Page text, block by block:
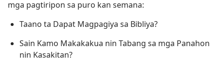
mga pagtiripon sa puro kan semana:
Taano ta Dapat Magpagiya sa Bibliya?
Sain Kamo Makakakua nin Tabang sa mga Panahon
nin Kasakitan?